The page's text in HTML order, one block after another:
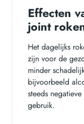
Effecten
joint
Het dagelijks
zijn voor de
minder
bijvoorbeeld
steeds
gebruik.